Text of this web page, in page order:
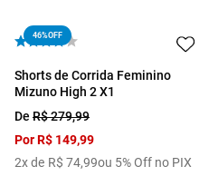
46%OFF
Shorts de Corrida Feminino
Mizuno High 2 X1
De R$279,99
PorR$ 149,99
2x de R$ 74,99ou 5% Off no PIX